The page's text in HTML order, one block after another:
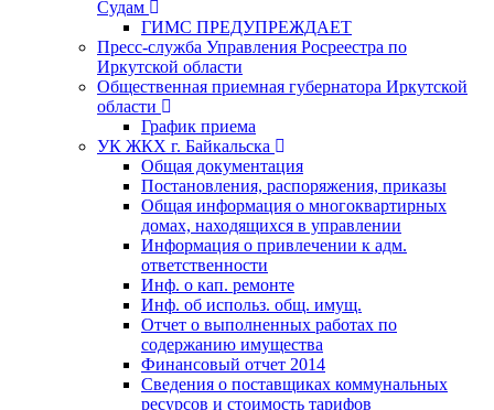
Судам
ГИМС ПРЕДУПРЕЖДАЕТ
Пресс-служба Управления Росреестра по
Иркутской области
Общественная приемная губернатора Иркутской
области
График приема
УК ЖКХ г. Байкальска
Общая документация
Постановления, распоряжения, приказы
Общая информация о многоквартирных
домах, находящихся в управлении
Информация о привлечении к адм.
ответственности
Инф. о кап. ремонте
Инф. об использ. общ. имущ.
Отчет о выполненных работах по
содержанию имущества
Финансовый отчет 2014
Сведения о поставщиках коммунальных
ресурсов и стоимость тарифов